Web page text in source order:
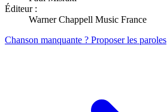
Éditeur :
Warner Chappell Music France
Chanson manquante ? Proposer les paroles